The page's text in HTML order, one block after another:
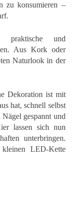
zu konsumieren –
praktische und
Aus Kork oder
Naturlook in der
Dekoration ist mit
hat, schnell selbst
gespannt und
lassen sich nun
unterbringen.
LED-Kette